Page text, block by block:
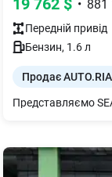
19 762 $ • 881
Передній привід
Бензин, 1.6л
Продає AUTO.RIA